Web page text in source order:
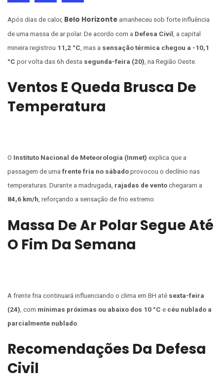
Após dias de calor, Belo Horizonte amanheceu sob forte influência
de uma massa de ar polar. De acordo com a Defesa Civil , a capital
mineira registrou 11,2 °C , mas a sensação térmica chegou a -10,1
°C por volta das 6h desta segunda-feira (20) , na Região Oeste.
Ventos E Queda Brusca De
Temperatura
O Instituto Nacional de Meteorologia (Inmet) explica que a
passagem de umafrente fria no sábadoprovocou o declínio nas
temperaturas. Durante a madrugada, rajadas de ventochegaram a
84,6 km/h, reforçando a sensação de frio extremo.
Massa De Ar Polar Segue Até
O Fim Da Semana
A frente fria continuará influenciando o clima em BH até sexta-feira
(24), com mínimas próximas ou abaixo dos 10 °C e céu nublado a
parcialmente nublado.
Recomendações Da Defesa
Civil